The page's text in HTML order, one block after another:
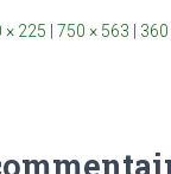
× 225 | 750 × 563 | 360